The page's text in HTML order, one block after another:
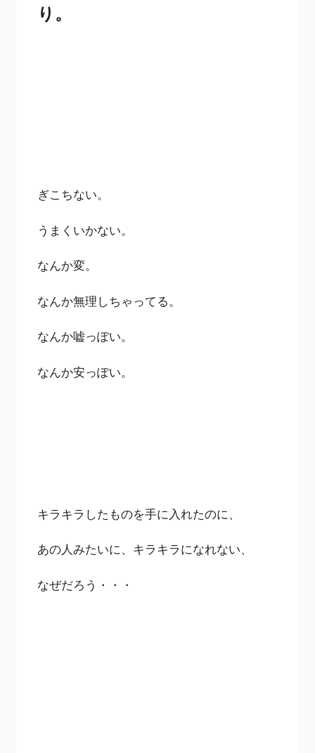
り。
ぎこちない。
うまくいかない。
なんか変。
なんか無理しちゃってる。
なんか嘘っぽい。
なんか安っぽい。
キラキラしたものを手に入れたのに、
あの人みたいに、キラキラになれない、
なぜだろう・・・